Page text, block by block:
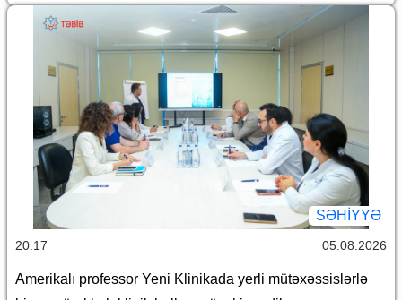
SƏHIYYƏ
20:17 05.08.2026
Amerikalı professor Yeni Klinikada yerli mütəxəssislərlə